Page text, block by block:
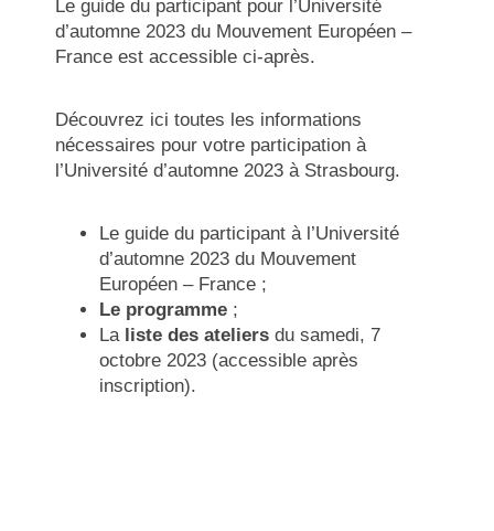
Le guide du participant pour l’Université
d’automne 2023 du Mouvement Européen –
France est accessible ci-après.
Découvrez ici toutes les informations
nécessaires pour votre participation à
l’Université d’automne 2023 à Strasbourg.
Le guide du participantà l’Université
d’automne 2023 du Mouvement
Européen – France ;
Le programme ;
La liste des ateliers du samedi, 7
octobre 2023 (accessible après
inscription).